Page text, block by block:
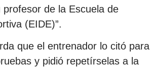
profesor de la Escuela de
(EIDE)”.
que el entrenador lo citó para
y pidió repetírselas a la